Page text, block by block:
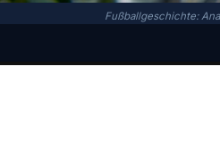
Fußballgeschichte: